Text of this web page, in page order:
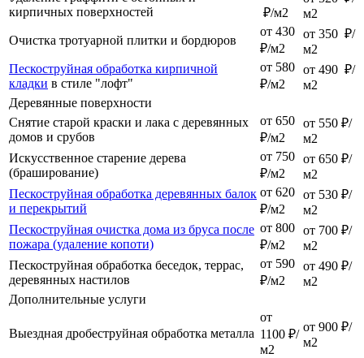
кирпичных поверхностей
₽/м2
м2
Очистка тротуарной плитки и бордюров
от 430
₽/м2
от 350 ₽/
м2
Пескоструйная обработка кирпичной
кладки в стиле "лофт"
от 580
₽/м2
от 490 ₽/
м2
Деревянные поверхности
Снятие старой краски и лака с деревянных
домов и срубов
от 650
₽/м2
от 550 ₽/
м2
Искусственное старение дерева
(браширование)
от 750
₽/м2
от 650 ₽/
м2
Пескоструйная обработка деревянных балок
и перекрытий
от 620
₽/м2
от 530 ₽/
м2
Пескоструйная очистка дома из бруса после
пожара (удаление копоти)
от 800
₽/м2
от 700 ₽/
м2
Пескоструйная обработка беседок, террас,
деревянных настилов
от 590
₽/м2
от 490 ₽/
м2
Дополнительные услуги
Выездная дробеструйная обработка металла
от
1100 ₽/
м2
от 900 ₽/
м2